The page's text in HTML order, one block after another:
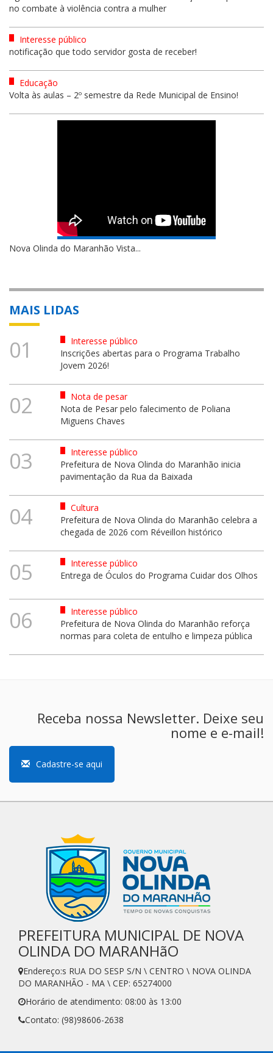
no combate à violência contra a mulher
Interesse público
notificação que todo servidor gosta de receber!
Educação
Volta às aulas – 2º semestre da Rede Municipal de Ensino!
Nova Olinda do Maranhão Vista...
MAIS LIDAS
01
Interesse público
Inscrições abertas para o Programa Trabalho
Jovem 2026!
02
Nota de pesar
Nota de Pesar pelo falecimento de Poliana
Miguens Chaves
03
Interesse público
Prefeitura de Nova Olinda do Maranhão inicia
pavimentação da Rua da Baixada
04
Cultura
Prefeitura de Nova Olinda do Maranhão celebra a
chegada de 2026 com Réveillon histórico
05
Interesse público
Entrega de Óculos do Programa Cuidar dos Olhos
06
Interesse público
Prefeitura de Nova Olinda do Maranhão reforça
normas para coleta de entulho e limpeza pública
Receba nossa Newsletter. Deixe seu
nome e e-mail!
Cadastre-se aqui
PREFEITURA MUNICIPAL DE NOVA
OLINDA DO MARANHãO
Endereço:s RUA DO SESP S/N \ CENTRO \ NOVA OLINDA
DO MARANHÃO - MA \ CEP: 65274000
Horário de atendimento: 08:00 às 13:00
Contato: (98)98606-2638